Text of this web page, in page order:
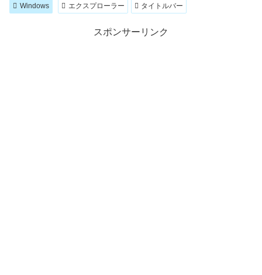
Windows エクスプローラー タイトルバー
スポンサーリンク